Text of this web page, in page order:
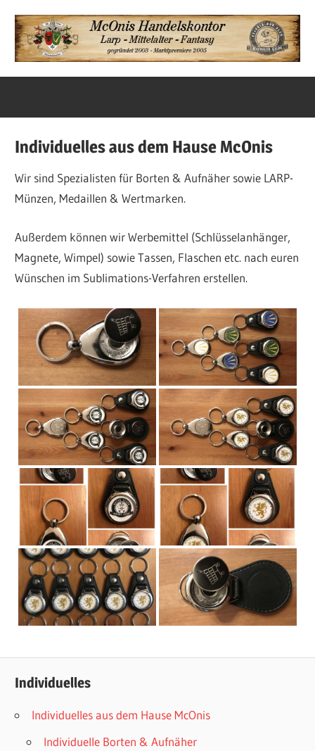
Inhalt
springen
McOnis
Startseite
Individuelles aus dem Hause McOnis
Wir sind Spezialisten für Borten & Aufnäher sowie LARP-
Münzen, Medaillen & Wertmarken.
Außerdem können wir Werbemittel (Schlüsselanhänger,
Magnete, Wimpel) sowie Tassen, Flaschen etc. nach euren
Wünschen im Sublimations-Verfahren erstellen.
Individuelles
Individuelles aus dem Hause McOnis
Individuelle Borten & Aufnäher